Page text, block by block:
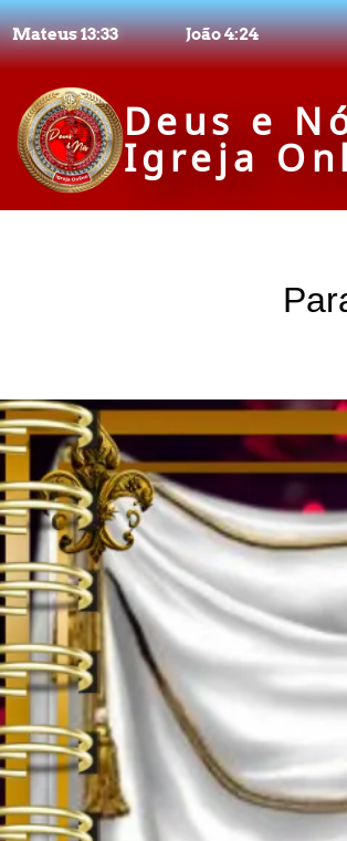
Mateus 13:33 João 4:24
Deus e
Igreja